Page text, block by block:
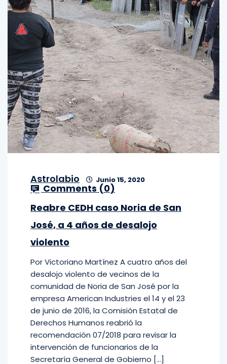
Astrolabio Junio 15, 2020
Comments (0)
Reabre CEDH caso Noria de San
José, a 4 años de desalojo
violento
Por Victoriano Martínez A cuatro años del
desalojo violento de vecinos de la
comunidad de Noria de San José por la
empresa American Industries el 14 y el 23
de junio de 2016, la Comisión Estatal de
Derechos Humanos reabrió la
recomendación 07/2018 para revisar la
intervención de funcionarios de la
Secretaría General de Gobierno […]